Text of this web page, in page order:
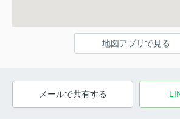
地図アプリで見る
メールで共有する